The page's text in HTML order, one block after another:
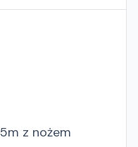
z nożem